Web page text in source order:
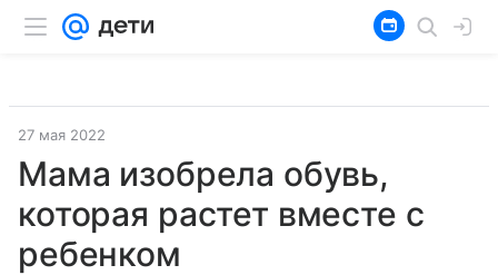
27 мая 2022
Мама изобрела обувь,
которая растет вместе с
ребенком